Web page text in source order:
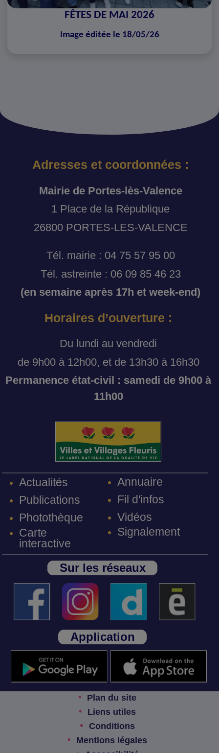
FÊTES DE MAI 2026
Image éditée le 18/05/26
Adresses et coordonnées :
Mairie de Portes-lès-Valence
1 Place de la République
26800 PORTES-LES-VALENCE
Tél. mairie : 04 75 57 95 00
Tél. astreinte : 06 09 85 46 23
(en semaine après 17h et week-end)
Horaires d’ouverture :
Du lundi au vendredi
de 9h00 à 12h00, et de 13h30 à 16h30
Permanence état-civil : samedi de 9h00 à
11h00
Actualités
Publications
Photothèque
Carte
interactive
Annuaire
Fil d'infos
Vidéos
Signalement
Sur les réseaux
Application
Plan du site
Liens utiles
Conditions
Mentions légales